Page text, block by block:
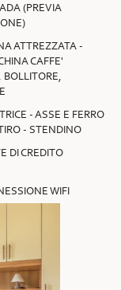
(PREVIA
ATTREZZATA -
CAFFE'
BOLLITORE,
- ASSE E FERRO
- STENDINO
DI CREDITO
WIFI